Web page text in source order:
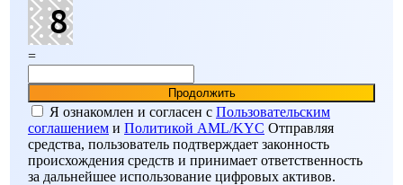
=
Я ознакомлен и согласен c Пользовательским
соглашением и Политикой AML/KYC Отправляя
средства, пользователь подтверждает законность
происхождения средств и принимает ответственность
за дальнейшее использование цифровых активов.